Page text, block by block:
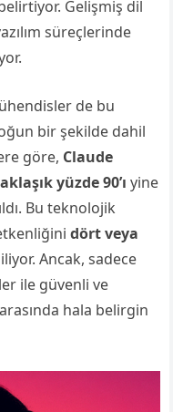
Gelişmiş dil
süreçlerinde
de bu
bir şekilde dahil
göre, Claude
yüzde 90’ı yine
Bu teknolojik
dört veya
Ancak, sadece
ile güvenli ve
hala belirgin